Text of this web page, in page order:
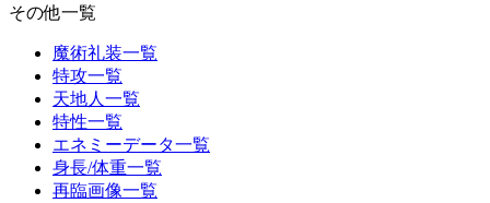
その他一覧
魔術礼装一覧
特攻一覧
天地人一覧
特性一覧
エネミーデータ一覧
身長/体重一覧
再臨画像一覧